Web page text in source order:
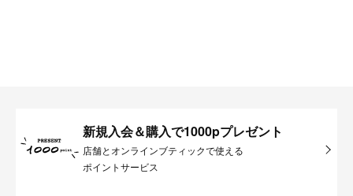
新規入会＆購入で1000pプレゼント
店舗とオンラインブティックで使える
ポイントサービス